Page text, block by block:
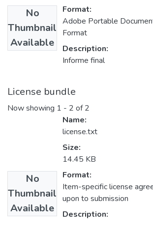
No
Thumbnail
Available
Format:
Adobe Portable
Format
Description:
Informe final
License bundle
Now showing 1 - 2 of 2
No
Thumbnail
Available
Name:
license.txt
Size:
14.45 KB
Format:
Item-specific license
upon to submission
Description: